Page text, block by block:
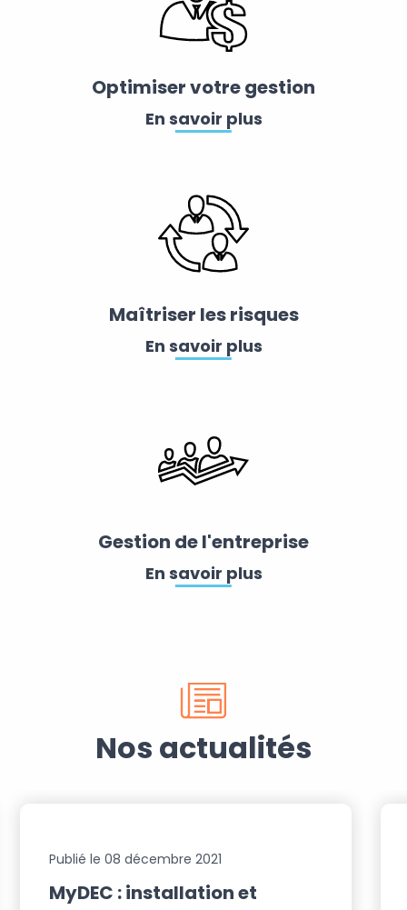
Optimiser votre gestion
En savoir plus
Maîtriser les risques
En savoir plus
Gestion de l'entreprise
En savoir plus
Nos actualités
Publié le 08 décembre 2021
MyDEC : installation et